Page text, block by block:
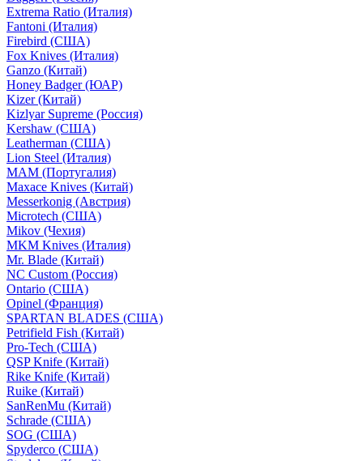
Extrema Ratio (Италия)
Fantoni (Италия)
Firebird (США)
Fox Knives (Италия)
Ganzo (Китай)
Honey Badger (ЮАР)
Kizer (Китай)
Kizlyar Supreme (Россия)
Kershaw (США)
Leatherman (США)
Lion Steel (Италия)
MAM (Португалия)
Maxace Knives (Китай)
Messerkonig (Австрия)
Microtech (США)
Mikov (Чехия)
MKM Knives (Италия)
Mr. Blade (Китай)
NC Custom (Россия)
Ontario (США)
Opinel (Франция)
SPARTAN BLADES (США)
Petrifield Fish (Китай)
Pro-Tech (США)
QSP Knife (Китай)
Rike Knife (Китай)
Ruike (Китай)
SanRenMu (Китай)
Schrade (США)
SOG (США)
Spyderco (США)